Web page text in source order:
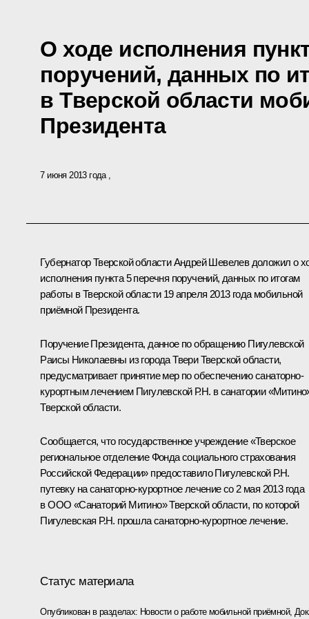
О ходе исполнения
поручений, данных по
в Тверской области
Президента
7 июня 2013 года
Губернатор Тверской области Андрей Шевелев доложил о
исполнения пункта 5 перечня поручений, данных по итогам
работы в Тверской области 19 апреля 2013 года мобильной
приёмной Президента.
Поручение Президента, данное по обращению Пигулевской
Раисы Николаевны из города Твери Тверской области,
предусматривает принятие мер по обеспечению санаторно-
курортным лечением Пигулевской Р.Н. в санатории
Тверской области.
Сообщается, что государственное учреждение «Тверское
региональное отделение Фонда социального страхования
Российской Федерации» предоставило Пигулевской Р.Н.
путевку на санаторно-курортное лечение со 2 мая 2013 года
в ООО «Санаторий Митино» Тверской области, по которой
Пигулевская Р.Н. прошла санаторно-курортное лечение.
Статус материала
Опубликован в разделах: Новости о работе мобильной приёмной,